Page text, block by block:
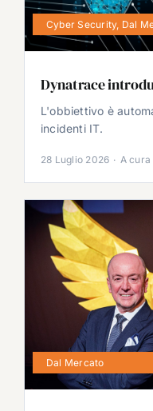
Cyber Security, Dal
Dynatrace
L'obbiettivo è
incidenti IT.
28 Luglio 2026 · A
Dal Mercato